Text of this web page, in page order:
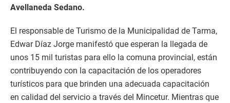
Avellaneda Sedano.
El responsable de Turismo de la Municipalidad de Tarma,
Edwar Díaz Jorge manifestó que esperan la llegada de
unos 15 mil turistas para ello la comuna provincial, están
contribuyendo con la capacitación de los operadores
turísticos para que brinden una adecuada capacitación
en calidad del servicio a través del Mincetur. Mientras que